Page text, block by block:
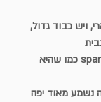
ויש כבוד גדול,
ושכל דבר יהיה עבורנו spark joy כמו שהיא
נשמע מאוד יפה